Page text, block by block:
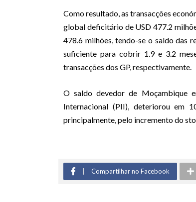
Como resultado, as transacções
global deficitário de USD 477.2
478.6 milhões, tendo-se o saldo das
suficiente para cobrir 1.9 e 3.2
transacções dos GP, respectivamente.
O saldo devedor de Moçambique
Internacional (PII), deteriorou em
principalmente, pelo incremento do
Compartilhar no Facebook